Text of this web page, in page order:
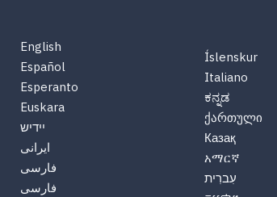
English
Español
Esperanto
Euskara
יידיש
ایرانی
فارسی
فارسی
Íslenskur
Italiano
ಕನ್ನಡ
ქართული
Казақ
አማርኛ
עִברִית